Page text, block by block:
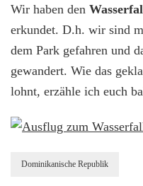
Wir haben den
erkundet. D.h. wir sind
dem Park gefahren und
gewandert. Wie das
lohnt, erzähle ich euch
Dominikanische Republik